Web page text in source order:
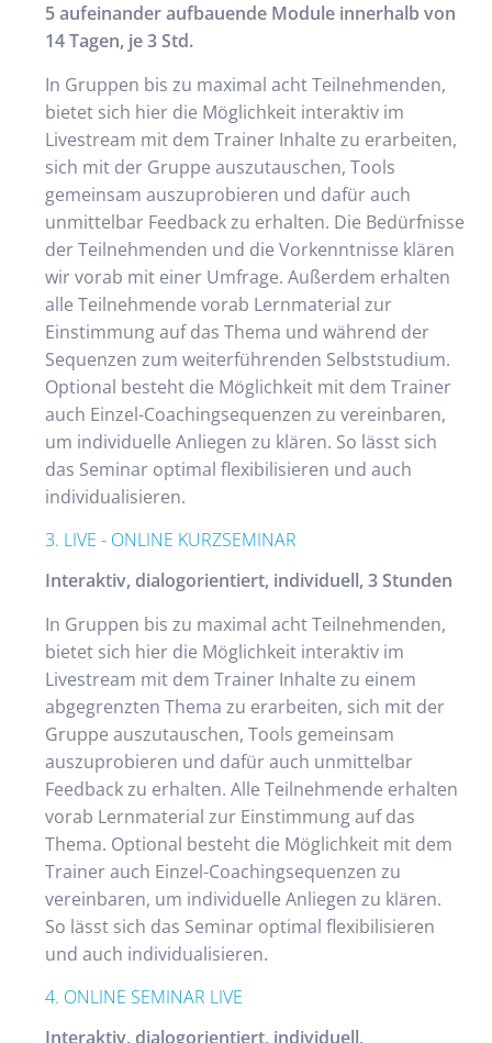
5 aufeinander aufbauende Module innerhalb von
14 Tagen, je 3 Std.
In Gruppen bis zu maximal acht Teilnehmenden,
bietet sich hier die Möglichkeit interaktiv im
Livestream mit dem Trainer Inhalte zu erarbeiten,
sich mit der Gruppe auszutauschen, Tools
gemeinsam auszuprobieren und dafür auch
unmittelbar Feedback zu erhalten. Die Bedürfnisse
der Teilnehmenden und die Vorkenntnisse klären
wir vorab mit einer Umfrage. Außerdem erhalten
alle Teilnehmende vorab Lernmaterial zur
Einstimmung auf das Thema und während der
Sequenzen zum weiterführenden Selbststudium.
Optional besteht die Möglichkeit mit dem Trainer
auch Einzel-Coachingsequenzen zu vereinbaren,
um individuelle Anliegen zu klären. So lässt sich
das Seminar optimal flexibilisieren und auch
individualisieren.
3. LIVE - ONLINE KURZSEMINAR
Interaktiv, dialogorientiert, individuell, 3 Stunden
In Gruppen bis zu maximal acht Teilnehmenden,
bietet sich hier die Möglichkeit interaktiv im
Livestream mit dem Trainer Inhalte zu einem
abgegrenzten Thema zu erarbeiten, sich mit der
Gruppe auszutauschen, Tools gemeinsam
auszuprobieren und dafür auch unmittelbar
Feedback zu erhalten. Alle Teilnehmende erhalten
vorab Lernmaterial zur Einstimmung auf das
Thema. Optional besteht die Möglichkeit mit dem
Trainer auch Einzel-Coachingsequenzen zu
vereinbaren, um individuelle Anliegen zu klären.
So lässt sich das Seminar optimal flexibilisieren
und auch individualisieren.
4. ONLINE SEMINAR LIVE
Interaktiv, dialogorientiert, individuell,